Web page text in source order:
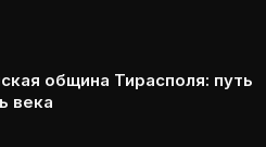
община Тирасполя: путь
века